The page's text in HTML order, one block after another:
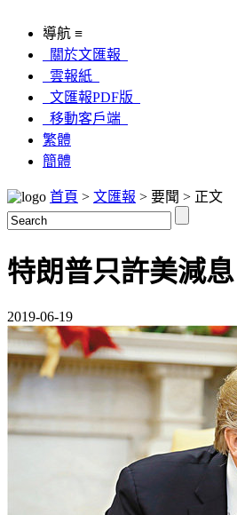
導航 ≡
關於文匯報
雲報紙
文匯報PDF版
移動客戶端
繁體
簡體
首頁 > 文匯報 > 要聞 > 正文
特朗普只許美減
2019-06-19